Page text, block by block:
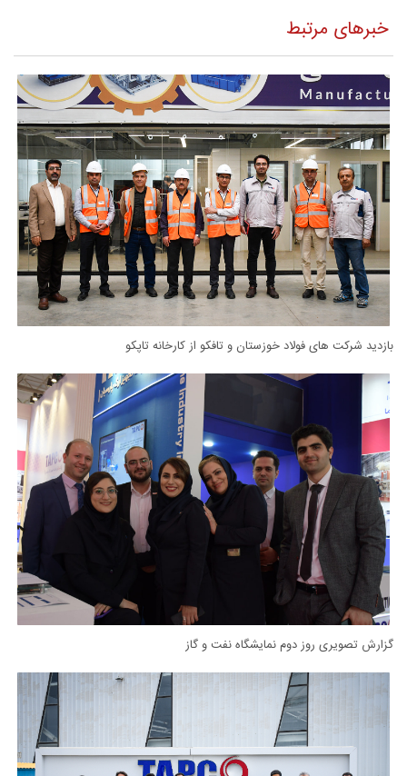
خبرهای مرتبط
بازدید شرکت های فولاد خوزستان و تافکو از کارخانه تاپکو
گزارش تصویری روز دوم نمایشگاه نفت و گاز